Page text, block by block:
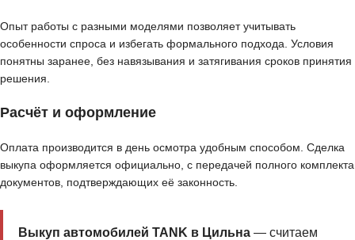
Опыт работы с разными моделями позволяет учитывать
особенности спроса и избегать формального подхода. Условия
понятны заранее, без навязывания и затягивания сроков принятия
решения.
Расчёт и оформление
Оплата производится в день осмотра удобным способом. Сделка
выкупа оформляется официально, с передачей полного комплекта
документов, подтверждающих её законность.
Выкуп автомобилей TANK в Цильна— считаем